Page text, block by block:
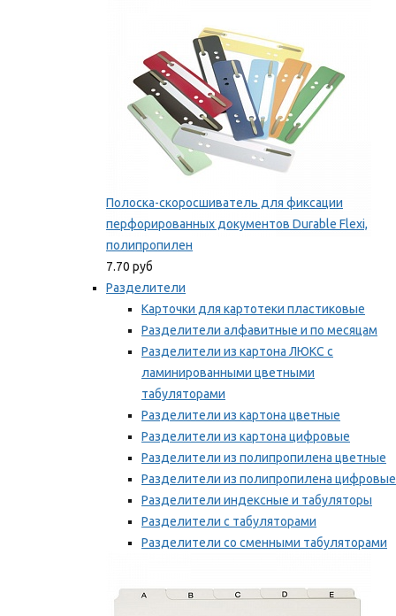
Полоска-скоросшиватель для фиксации
перфорированных документов Durable Flexi,
полипропилен
7.70 руб
Разделители
Карточки для картотеки пластиковые
Разделители алфавитные и по месяцам
Разделители из картона ЛЮКС с
ламинированными цветными
табуляторами
Разделители из картона цветные
Разделители из картона цифровые
Разделители из полипропилена цветные
Разделители из полипропилена цифровые
Разделители индексные и табуляторы
Разделители с табуляторами
Разделители со сменными табуляторами